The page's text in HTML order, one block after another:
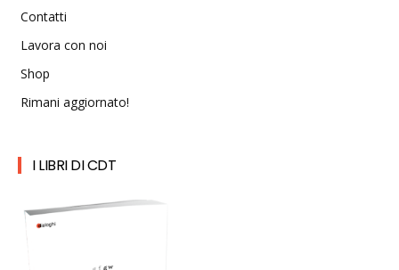
Contatti
Lavora con noi
Shop
Rimani aggiornato!
I LIBRI DI CDT